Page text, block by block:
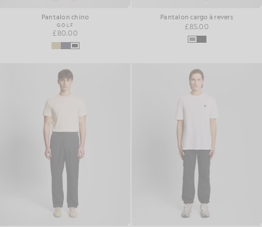
Pantalon chino
GOLF
£80.00
Pantalon cargo à revers
£85.00